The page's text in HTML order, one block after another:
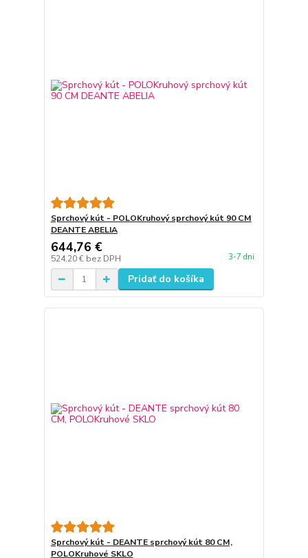
Sprchový kút - POLOKruhový sprchový kút 90 CM
DEANTE ABELIA
644,76 €
524,20 € bez DPH 3-7 dni
Pridať do košíka
Sprchový kút - DEANTE sprchový kút 80 CM,
POLOKruhové SKLO